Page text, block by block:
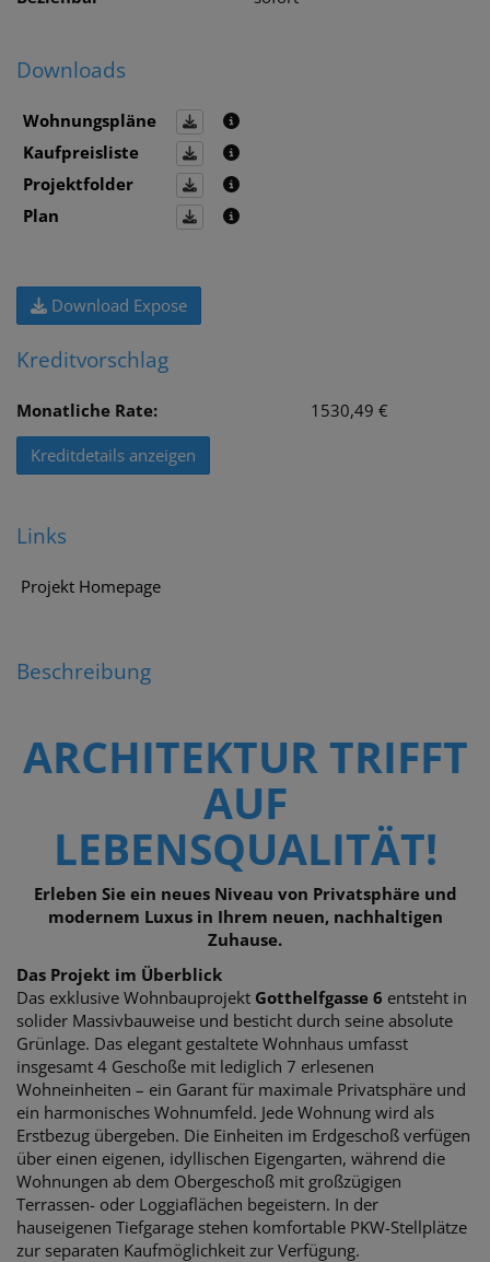
Downloads
Wohnungspläne
Kaufpreisliste
Projektfolder
Plan
Download Expose
Kreditvorschlag
Monatliche Rate: 1530,49 €
Kreditdetails anzeigen
Links
Projekt Homepage
Beschreibung
ARCHITEKTUR TRIFFT
AUF
LEBENSQUALITÄT!
Erleben Sie ein neues Niveau von Privatsphäre und
modernem Luxus in Ihrem neuen, nachhaltigen
Zuhause.
Das Projekt im Überblick
Das exklusive Wohnbauprojekt Gotthelfgasse 6 entsteht in
solider Massivbauweise und besticht durch seine absolute
Grünlage. Das elegant gestaltete Wohnhaus umfasst
insgesamt 4 Geschoße mit lediglich 7 erlesenen
Wohneinheiten – ein Garant für maximale Privatsphäre und
ein harmonisches Wohnumfeld. Jede Wohnung wird als
Erstbezug übergeben. Die Einheiten im Erdgeschoß verfügen
über einen eigenen, idyllischen Eigengarten, während die
Wohnungen ab dem Obergeschoß mit großzügigen
Terrassen- oder Loggiaflächen begeistern. In der
hauseigenen Tiefgarage stehen komfortable PKW-Stellplätze
zur separaten Kaufmöglichkeit zur Verfügung.